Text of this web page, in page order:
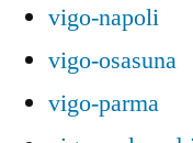
vigo-napoli
vigo-osasuna
vigo-parma